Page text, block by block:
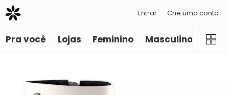
Entrar Crie uma conta
Pra você Lojas Feminino Masculino